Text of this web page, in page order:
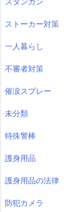
ストーカー対策
一人暮らし
不審者対策
催涙スプレー
未分類
特殊警棒
護身用品
護身用品の法律
防犯カメラ